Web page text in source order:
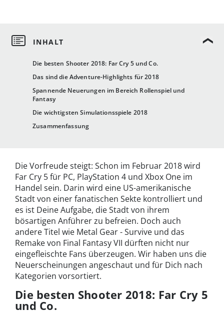
Die besten Shooter 2018: Far Cry 5 und Co.
Das sind die Adventure-Highlights für 2018
Spannende Neuerungen im Bereich Rollenspiel und
Fantasy
Die wichtigsten Simulationsspiele 2018
Zusammenfassung
Die Vorfreude steigt: Schon im Februar 2018 wird
Far Cry 5 für PC, PlayStation 4 und Xbox One im
Handel sein. Darin wird eine US-amerikanische
Stadt von einer fanatischen Sekte kontrolliert und
es ist Deine Aufgabe, die Stadt von ihrem
bösartigen Anführer zu befreien. Doch auch
andere Titel wie Metal Gear - Survive und das
Remake von Final Fantasy VII dürften nicht nur
eingefleischte Fans überzeugen. Wir haben uns die
Neuerscheinungen angeschaut und für Dich nach
Kategorien vorsortiert.
Die besten Shooter 2018: Far Cry 5
und Co.